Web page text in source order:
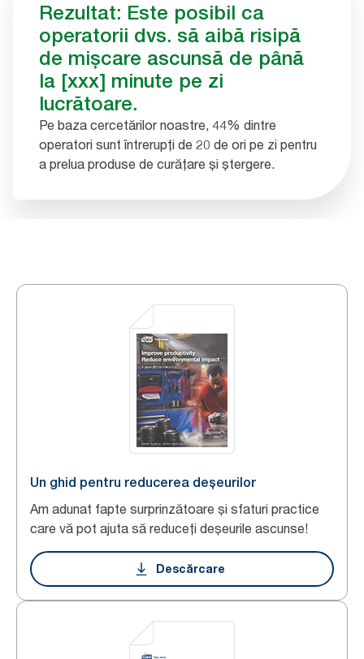
Rezultat: Este posibil ca
operatorii dvs. să aibă risipă
de mișcare ascunsă de până
la [xxx] minute pe zi
lucrătoare.
Pe baza cercetărilor noastre, 44% dintre
operatori sunt întrerupți de 20 de ori pe zi pentru
a prelua produse de curățare și ștergere.
Un ghid pentru reducerea deșeurilor
Am adunat fapte surprinzătoare și sfaturi practice
care vă pot ajuta să reduceți deșeurile ascunse!
Descărcare